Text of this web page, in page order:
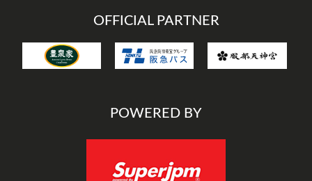
OFFICIAL PARTNER
POWERED BY